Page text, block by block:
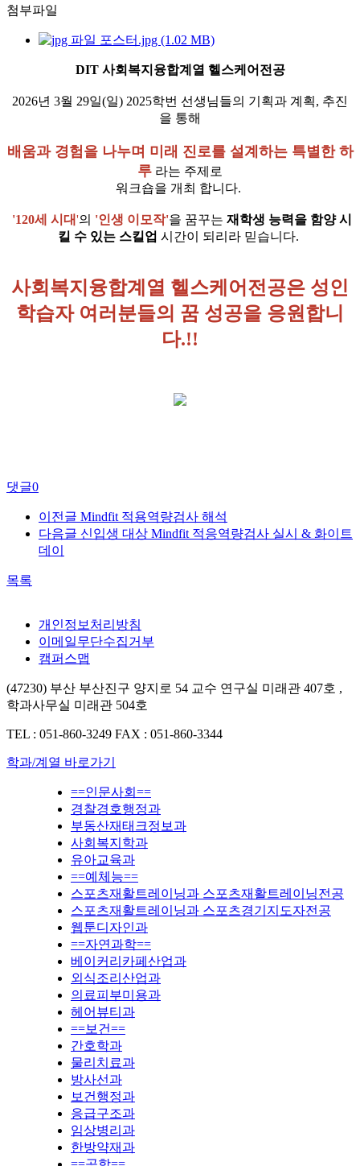
첨부파일
포스터.jpg (1.02 MB)
DIT 사회복지융합계열 헬스케어전공
2026년 3월 29일(일) 2025학번 선생님들의 기획과 계획, 추진
을 통해
배움과 경험을 나누며 미래 진로를 설계하는 특별한 하
루 라는 주제로
워크숍을 개최 합니다.
'120세 시대'의 '인생 이모작'을 꿈꾸는 재학생 능력을 함양 시
킬 수 있는 스킬업 시간이 되리라 믿습니다.
사회복지융합계열 헬스케어전공은 성인
학습자 여러분들의 꿈 성공을 응원합니
다.!!
댓글0
이전글 Mindfit 적용역량검사 해석
다음글 신입생 대상 Mindfit 적응역량검사 실시 & 화이트
데이
목록
개인정보처리방침
이메일무단수집거부
캠퍼스맵
(47230) 부산 부산진구 양지로 54 교수 연구실 미래관 407호 ,
학과사무실 미래관 504호
TEL : 051-860-3249 FAX : 051-860-3344
학과/계열 바로가기
==인문사회==
경찰경호행정과
부동산재태크정보과
사회복지학과
유아교육과
==예체능==
스포츠재활트레이닝과 스포츠재활트레이닝전공
스포츠재활트레이닝과 스포츠경기지도자전공
웹툰디자인과
==자연과학==
베이커리카페산업과
외식조리산업과
의료피부미용과
헤어뷰티과
==보건==
간호학과
물리치료과
방사선과
보건행정과
응급구조과
임상병리과
한방약재과